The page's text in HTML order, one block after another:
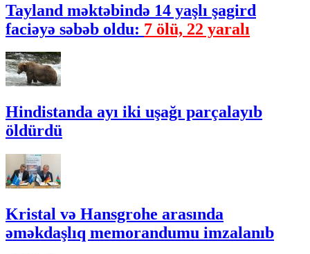
Tayland məktəbində 14 yaşlı şagird
faciəyə səbəb oldu: 7 ölü, 22 yaralı
Hindistanda ayı iki uşağı parçalayıb
öldürdü
Kristal və Hansgrohe arasında
əməkdaşlıq memorandumu imzalanıb